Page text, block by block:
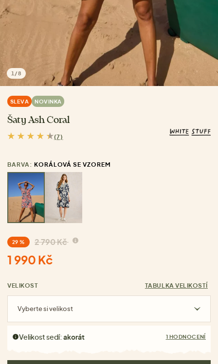
1 /8
SLEVA NOVINKA
Šaty Ash Coral
(7)
BARVA: KORÁLOVÁ SE VZOREM
29 % 2 790 Kč
1 990 Kč
VELIKOST TABULKA VELIKOSTÍ
Vyberte si velikost
Velikost sedí:akorát 1 HODNOCENÍ